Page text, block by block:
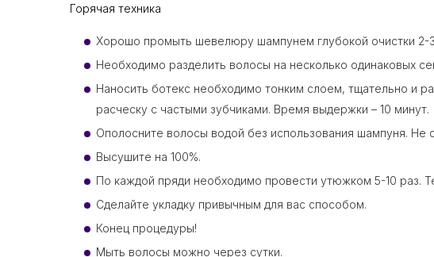
Горячая техника
Хорошо промыть шевелюру шампунем глубокой очистки 2-
Необходимо разделить волосы на несколько одинаковых
Наносить ботекс необходимо тонким слоем, тщательно и
расческу с частыми зубчиками. Время выдержки – 10 минут.
Ополосните волосы водой без использования шампуня.
Высушите на 100%.
По каждой пряди необходимо провести утюжком 5-10 раз.
Сделайте укладку привычным для вас способом.
Конец процедуры!
Мыть волосы можно через сутки.